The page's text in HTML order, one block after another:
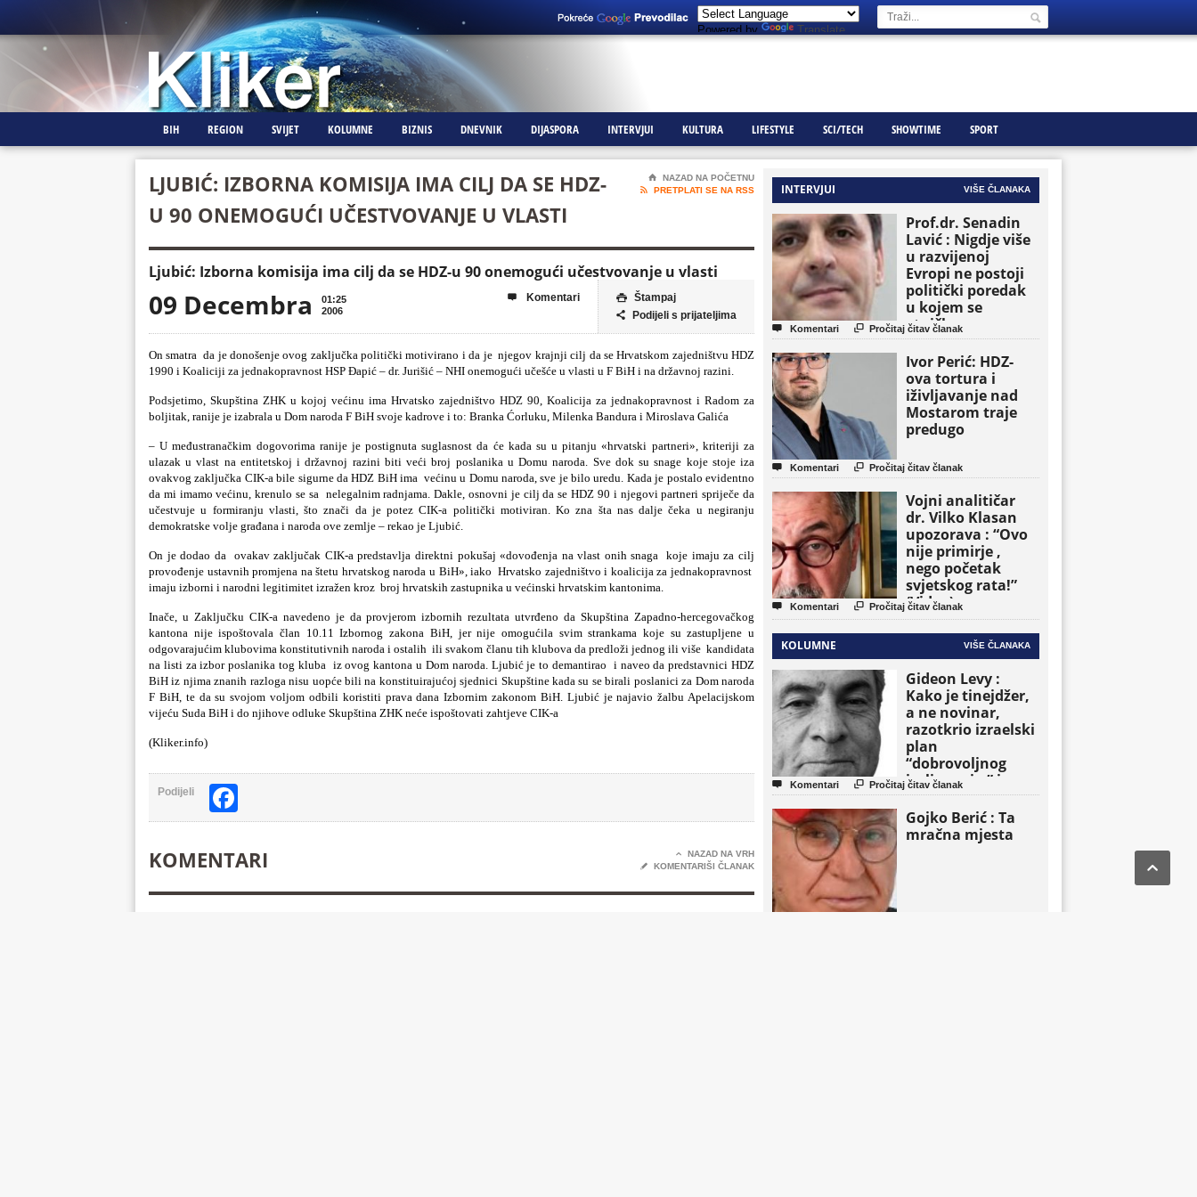
Powered by Translate
BIH REGION SVIJET KOLUMNE BIZNIS DNEVNIK DIJASPORA INTERVJUI KULTURA LIFESTYLE SCI/TECH SHOWTIME SPORT
LJUBIĆ: IZBORNA KOMISIJA IMA CILJ DA SE HDZ-
U 90 ONEMOGUĆI UČESTVOVANJE U VLASTI
⌂
NAZAD NA POČETNU

PRETPLATI SE NA RSS
Ljubić: Izborna komisija ima cilj da se HDZ-u 90 onemogući učestvovanje u vlasti
09 Decembra
01:25
2006
 Štampaj
 Podijeli s prijateljima
 Komentari
On smatra da je donošenje ovog zaključka politički motivirano i da je njegov krajnji cilj da se Hrvatskom zajedništvu HDZ
1990 i Koaliciji za jednakopravnost HSP Đapić – dr. Jurišić – NHI onemogući učešće u vlasti u F BiH i na državnoj razini.
Podsjetimo, Skupština ZHK u kojoj većinu ima Hrvatsko zajedništvo HDZ 90, Koalicija za jednakopravnost i Radom za
boljitak, ranije je izabrala u Dom naroda F BiH svoje kadrove i to: Branka Ćorluku, Milenka Bandura i Miroslava Galića
– U međustranačkim dogovorima ranije je postignuta suglasnost da će kada su u pitanju «hrvatski partneri», kriteriji za
ulazak u vlast na entitetskoj i državnoj razini biti veći broj poslanika u Domu naroda. Sve dok su snage koje stoje iza
ovakvog zaključka CIK-a bile sigurne da HDZ BiH ima većinu u Domu naroda, sve je bilo uredu. Kada je postalo evidentno
da mi imamo većinu, krenulo se sa nelegalnim radnjama. Dakle, osnovni je cilj da se HDZ 90 i njegovi partneri spriječe da
učestvuje u formiranju vlasti, što znači da je potez CIK-a politički motiviran.Ko zna šta nas dalje čeka u negiranju
demokratske volje građana i naroda ove zemlje – rekao je Ljubić.
On je dodao da ovakav zaključak CIK-a predstavlja direktni pokušaj «dovođenja na vlast onih snaga
koje imaju za cilj
provođenje ustavnih promjena na štetu hrvatskog naroda u BiH», iako Hrvatsko zajedništvo i koalicija za jednakopravnost
imaju izborni i narodni legitimitet izražen kroz broj hrvatskih zastupnika u većinski hrvatskim kantonima.
Inače, u Zaključku CIK-a navedeno je da provjerom izbornih rezultata utvrđeno da Skupština Zapadno-hercegovačkog
kantona nije ispoštovala član 10.11 Izbornog zakona BiH, jer nije omogućila svim strankama koje su zastupljene u
odgovarajućim klubovima konstitutivnih naroda i ostalih ili svakom članu tih klubova da predloži jednog ili više kandidata
na listi za izbor poslanika tog kluba iz ovog kantona u Dom naroda. Ljubić je to demantirao i naveo da predstavnici HDZ
BiH iz njima znanih razloga nisu uopće bili na konstituirajućoj sjednici Skupštine kada su se birali poslanici za Dom naroda
F BiH, te da su svojom voljom odbili koristiti prava dana Izbornim zakonom BiH. Ljubić je najavio žalbu Apelacijskom
vijeću Suda BiH i do njihove odluke Skupština ZHK neće ispoštovati zahtjeve CIK-a
(Kliker.info)
Podijeli
KOMENTARI 
NAZAD NA VRH
✎
KOMENTARIŠI ČLANAK
INTERVJUI VIŠE ČLANAKA
Prof.dr. Senadin
Lavić : Nigdje više
u razvijenoj
Evropi ne postoji
politički poredak
u kojem se
etničke grupe
pojavljuju kao
osnovne političke
jedinice
 Komentari  Pročitaj čitav članak
Ivor Perić: HDZ-
ova tortura i
iživljavanje nad
Mostarom traje
predugo
 Komentari  Pročitaj čitav članak
Vojni analitičar
dr. Vilko Klasan
upozorava : “Ovo
nije primirje ,
nego početak
svjetskog rata!”
(Video)
 Komentari  Pročitaj čitav članak
KOLUMNE VIŠE ČLANAKA
Gideon Levy :
Kako je tinejdžer,
a ne novinar,
razotkrio izraelski
plan
“dobrovoljnog
iseljavanja ” iz
Gaze
 Komentari  Pročitaj čitav članak
Gojko Berić : Ta
mračna mjesta
